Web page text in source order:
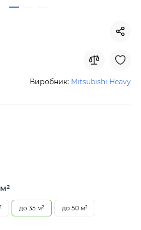
Виробник: Mitsubishi Heavy
до 35 м² до 50 м²